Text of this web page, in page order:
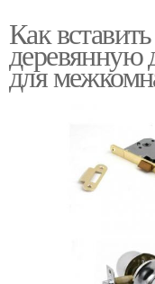
Как
деревянную
для